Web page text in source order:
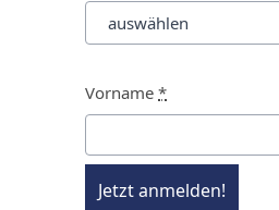
Vorname *
Jetzt anmelden!